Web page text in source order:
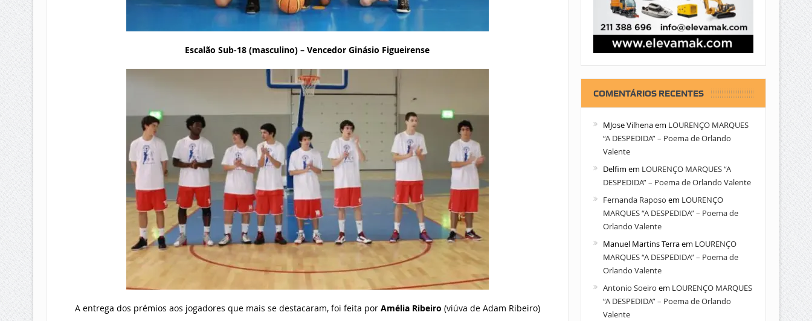
Escalão Sub-18 (masculino) – Vencedor Ginásio Figueirense
A entrega dos prémios aos jogadores que mais se destacaram, foi feita por Amélia Ribeiro (viúva de Adam Ribeiro)
COMENTÁRIOS RECENTES
MJose Vilhenaem LOURENÇO MARQUES
“A DESPEDIDA” – Poema de Orlando
Valente
Delfim em LOURENÇO MARQUES “A
DESPEDIDA” – Poema de Orlando Valente
Fernanda Raposo em LOURENÇO
MARQUES “A DESPEDIDA” – Poema de
Orlando Valente
Manuel Martins Terraem LOURENÇO
MARQUES “A DESPEDIDA” – Poema de
Orlando Valente
Antonio Soeiro em LOURENÇO MARQUES
“A DESPEDIDA” – Poema de Orlando
Valente